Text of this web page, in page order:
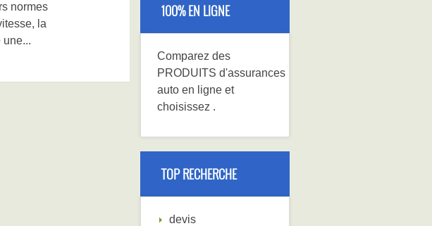
normes
la
une...
100% EN LIGNE
Comparez des
PRODUITS d'assurances
auto en ligne et
choisissez .
TOP RECHERCHE
devis